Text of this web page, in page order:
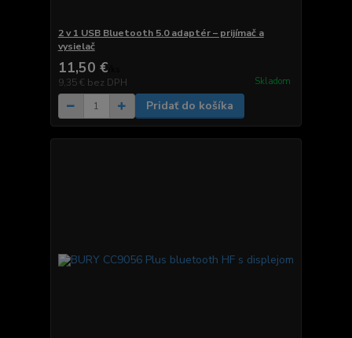
2 v 1 USB Bluetooth 5.0 adaptér – prijímač a
vysielač
11,50 €
9,35 € bez DPH Skladom
Pridať do košíka